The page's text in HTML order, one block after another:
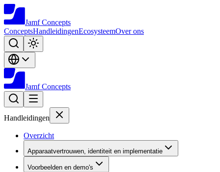
Jamf Concepts
ConceptsHandleidingenEcosysteemOver ons
Jamf Concepts
Handleidingen
Overzicht
Apparaatvertrouwen, identiteit en implementatie
Voorbeelden en demo's